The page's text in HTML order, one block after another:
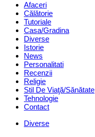
Afaceri
Călătorie
Tutoriale
Casa/Gradina
Diverse
Istorie
News
Personalitati
Recenzii
Religie
Stil De Viaţă/Sănătate
Tehnologie
Contact
Categories
Diverse